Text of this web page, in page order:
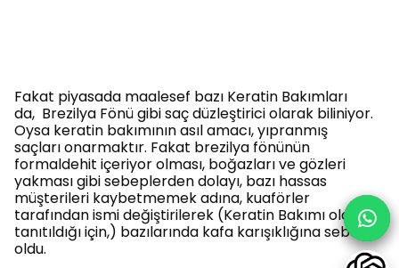
Fakat piyasada maalesef bazı Keratin Bakımları
da, Brezilya Fönü gibi saç düzleştirici olarak biliniyor.
Oysa keratin bakımının asıl amacı, yıpranmış
saçları onarmaktır. Fakat brezilya fönünün
formaldehit içeriyor olması, boğazları ve gözleri
yakması gibi sebeplerden dolayı, bazı hassas
müşterileri kaybetmemek adına, kuaförler
tarafından ismi değiştirilerek (Keratin Bakımı olarak
tanıtıldığı için,) bazılarında kafa karışıklığına sebep
oldu.